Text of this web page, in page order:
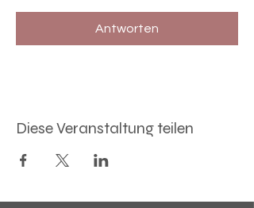
Antworten
Diese Veranstaltung teilen